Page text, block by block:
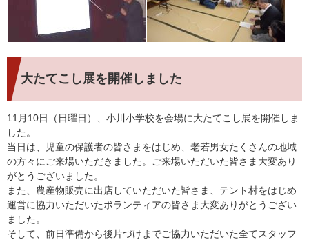
大たてこし展を開催しました
11月10日（日曜日）、小川小学校を会場に大たてこし展を開催しま
した。
当日は、児童の保護者の皆さまをはじめ、老若男女たくさんの地域
の方々にご来場いただきました。ご来場いただいた皆さま大変あり
がとうございました。
また、農産物販売に出店していただいた皆さま、テント村をはじめ
運営に協力いただいたボランティアの皆さま大変ありがとうござい
ました。
そして、前日準備から後片づけまでご協力いただいた全てスタッフ